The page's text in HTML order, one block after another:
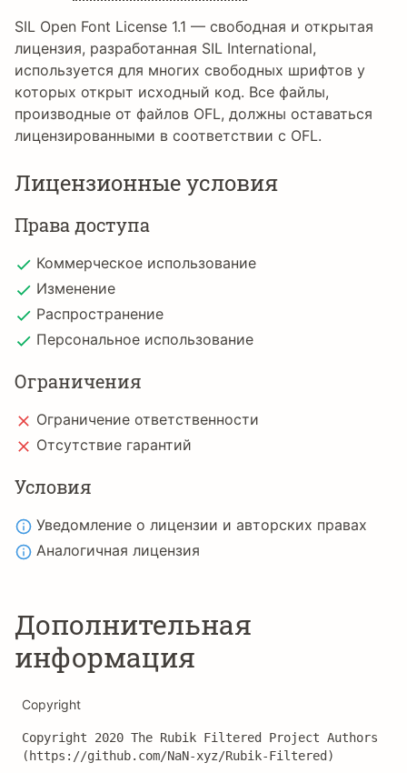
SIL Open Font License 1.1 — свободная и открытая
лицензия, разработанная SIL International,
используется для многих свободных шрифтов у
которых открыт исходный код. Все файлы,
производные от файлов OFL, должны оставаться
лицензированными в соответствии с OFL.
Лицензионные условия
Права доступа
Коммерческое использование
Изменение
Распространение
Персональное использование
Ограничения
Ограничение ответственности
Отсутствие гарантий
Условия
Уведомление о лицензии и авторских правах
Аналогичная лицензия
Дополнительная
информация
Copyright
Copyright 2020 The Rubik Filtered Project Authors
(https://github.com/NaN-xyz/Rubik-Filtered)